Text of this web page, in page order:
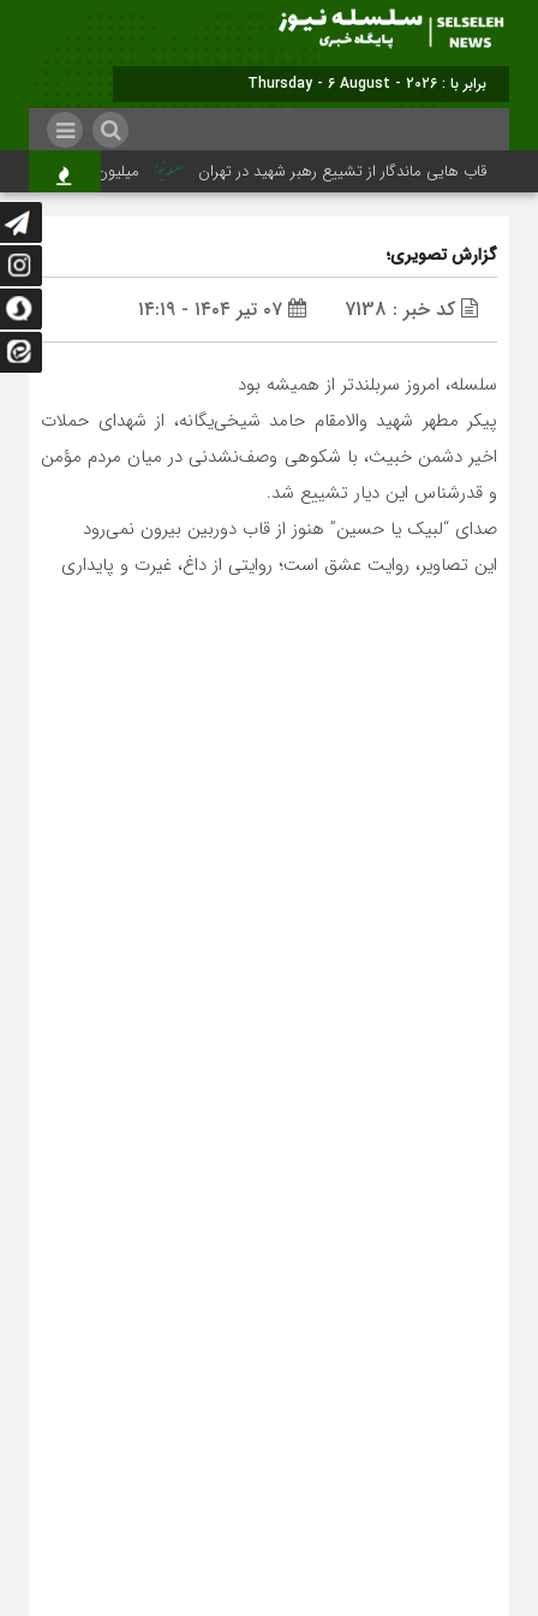
برابر با : Thursday - 6 August - 2026
قاب هایی ماندگار از تشییع رهبر شهید در تهران میلیون‌ها قلب یک‌صدا
گزارش تصویری؛
کد خبر : 7138
سلسله، امروز سربلندتر از همیشه بود
پیکر مطهر شهید والامقام حامد شیخی‌یگانه، از شهدای حملات
اخیر دشمن خبیث، با شکوهی وصف‌نشدنی در میان مردم مؤمن
و قدرشناس این دیار تشییع شد.
صدای “لبیک یا حسین” هنوز از قاب دوربین بیرون نمی‌رود
این تصاویر، روایت عشق است؛ روایتی از داغ، غیرت و پایداری